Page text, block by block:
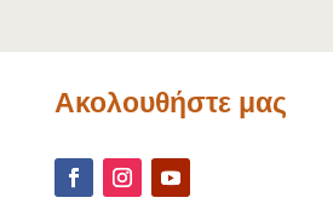
Ακολουθήστε μας